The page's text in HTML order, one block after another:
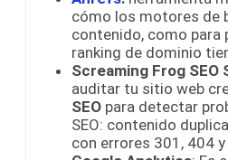
cómo los motores de
contenido, como para
ranking de dominio
Screaming Frog SEO
auditar tu sitio web
SEO para detectar
SEO: contenido
con errores 301, 404